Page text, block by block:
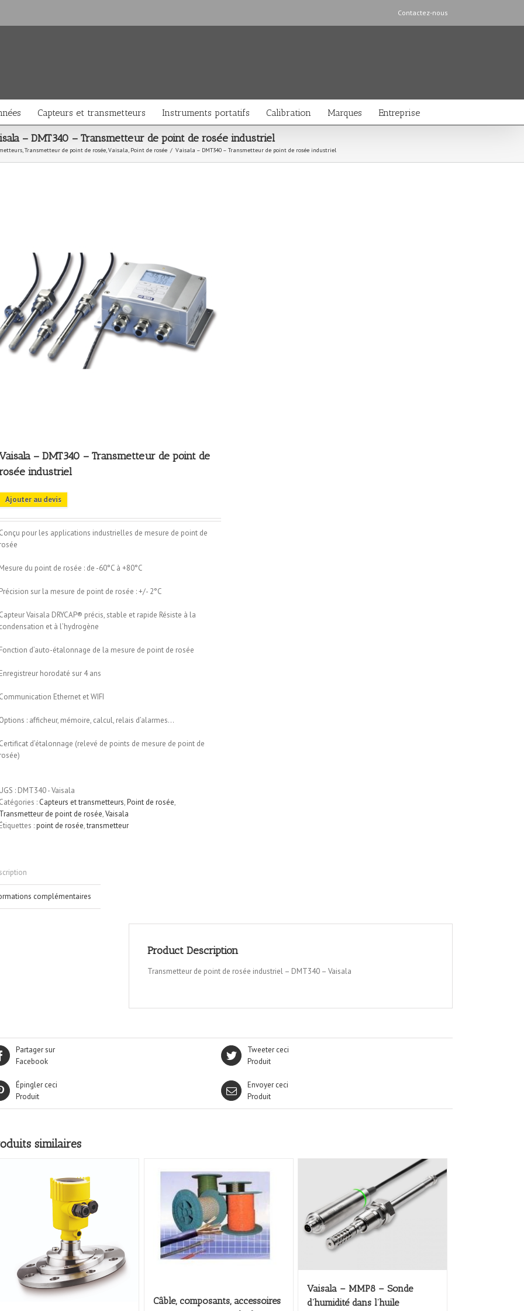
Contactez-nous
Capteurs et transmetteurs Instruments portatifs Calibration Marques Entreprise
– DMT340 – Transmetteur de point de rosée industriel
,Transmetteur de point de rosée,Vaisala, Point de rosée / Vaisala – DMT340 – Transmetteur de point de rosée industriel
– DMT340 – Transmetteur de point de
industriel
Ajouter au devis
pour les applications industrielles de mesure de point de
du point de rosée : de -60°C à +80°C
sur la mesure de point de rosée : +/- 2°C
Vaisala DRYCAP® précis, stable et rapide Résiste à la
et à l’hydrogène
d’auto-étalonnage de la mesure de point de rosée
horodaté sur 4 ans
Ethernet et WIFI
: afficheur, mémoire, calcul, relais d’alarmes…
d’étalonnage (relevé de points de mesure de point de
: DMT340 - Vaisala
: Capteurs et transmetteurs,Point de rosée,
de point de rosée,Vaisala
:point de rosée,transmetteur
complémentaires
Product Description
Transmetteur de point de rosée industriel – DMT340 – Vaisala
Partager sur
Facebook
Tweeter ceci
Produit
Épingler ceci
Produit
Envoyer ceci
Produit
similaires
Câble, composants, accessoires
Vaisala – MMP8 – Sonde
d’humidité dans l’huile